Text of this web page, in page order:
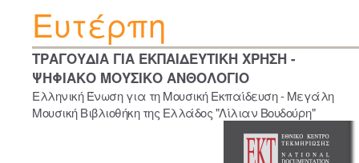
Ευτέρπη
ΤΡΑΓΟΥΔΙΑ ΓΙΑ ΕΚΠΑΙΔΕΥΤΙΚΗ ΧΡΗΣΗ -
ΨΗΦΙΑΚΟ ΜΟΥΣΙΚΟ ΑΝΘΟΛΟΓΙΟ
Ελληνική Ένωση για τη Μουσική Εκπαίδευση - Μεγάλη
Μουσική Βιβλιοθήκη της Ελλάδος "Λίλιαν Βουδούρη"